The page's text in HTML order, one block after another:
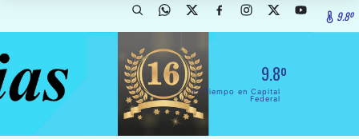
9.8º
9.8º
El Tiempo en Capital
Federal